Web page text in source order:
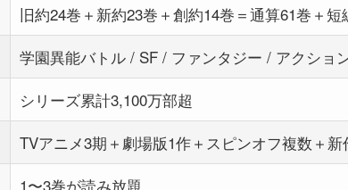
旧約24巻＋新約23巻＋創約14巻＝通算61巻＋短
学園異能バトル / SF / ファンタジー / アクショ
シリーズ累計3,100万部超
TVアニメ3期＋劇場版1作＋スピンオフ複数＋新
1〜3巻が読み放題